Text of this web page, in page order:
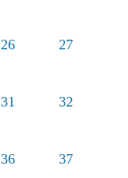
26 27
31 32
36 37